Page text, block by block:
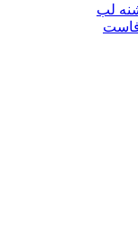
لب
فاست